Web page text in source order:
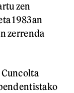
zen
1983an
zerrenda
Cuncolta